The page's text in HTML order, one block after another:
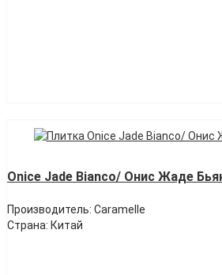
Onice Jade Bianco/ Онис Жаде
Производитель: Caramelle
Страна: Китай